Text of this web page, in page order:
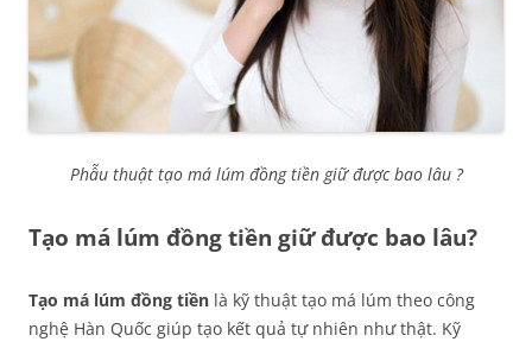
Phẫu thuật tạo má lúm đồng tiền giữ được bao lâu ?
Tạo má lúm đồng tiền giữ được bao lâu?
Tạo má lúm đồng tiền là kỹ thuật tạo má lúm theo công
nghệ Hàn Quốc giúp tạo kết quả tự nhiên như thật. Kỹ